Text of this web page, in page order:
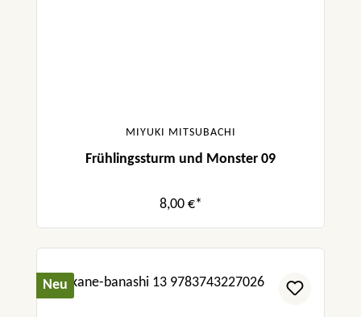
MIYUKI MITSUBACHI
Frühlingssturm und Monster 09
8,00 €*
Neu